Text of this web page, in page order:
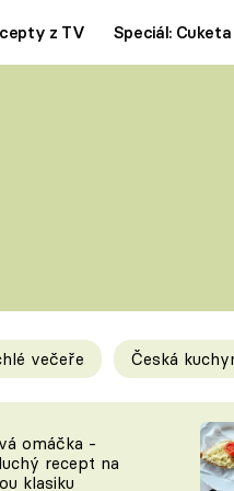
z TV Speciál: Cuketa
večeře Česká
omáčka -
recept na
klasiku